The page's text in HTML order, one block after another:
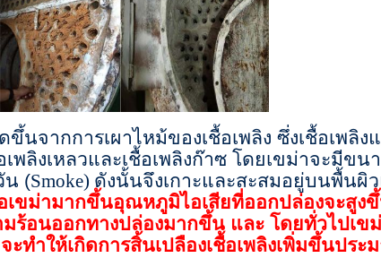
ขึ้นจากการเผาไหม้ของเชื้อเพลิง ซึ่งเชื้อเพลิง
เพลิงเหลวและเชื้อเพลิงก๊าซ โดยเขม่าจะมีขน
น (Smoke) ดังนั้นจึงเกาะและสะสมอยู่บนพื้นผิ
เขม่ามากขึ้นอุณหภูมิไอเสียที่ออกปล่องจะสูง
ร้อนออกทางปล่องมากขึ้น และ โดยทั่วไปเข
ะทำให้เกิดการสิ้นเปลืองเชื้อเพลิงเพิ่มขึ้นประ